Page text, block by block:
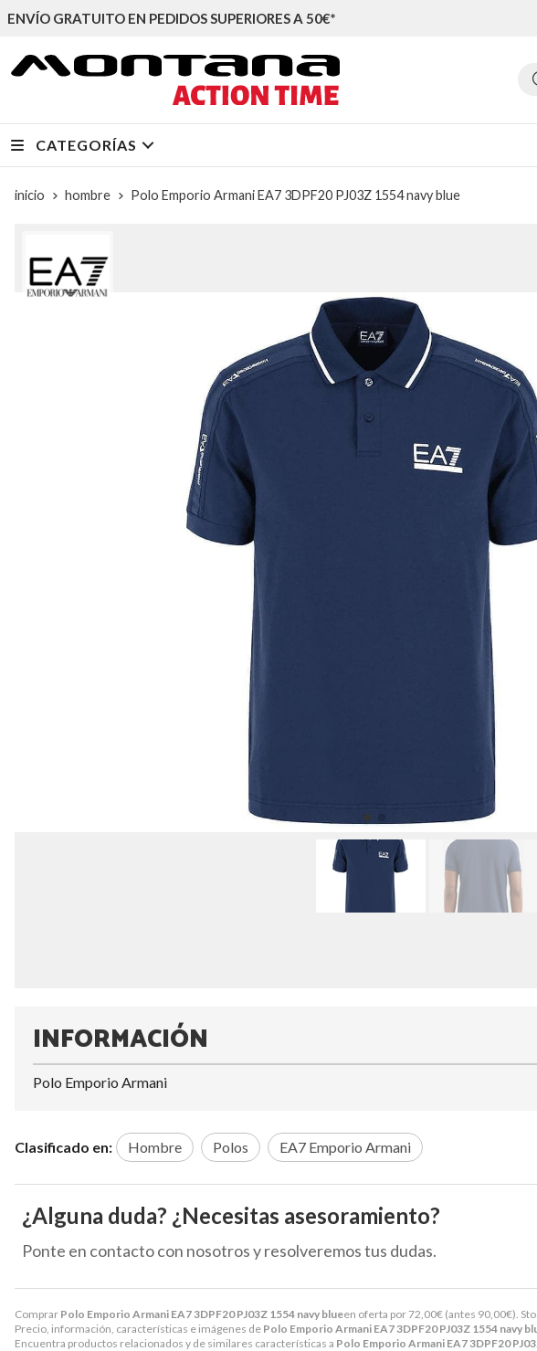
ENVÍO GRATUITO EN PEDIDOS SUPERIORES A 50€*
CATEGORÍAS
inicio hombre Polo Emporio Armani EA7 3DPF20 PJ03Z 1554 navy blue
Comprar Polo Emporio Armani EA7 3DPF20 PJ03Z 1554 navy blueen oferta por72,00€ (antes 90,00€).
Precio, información, características e imágenes de Polo Emporio Armani EA7 3DPF20 PJ03Z 1554 navy
Encuentra productos relacionados y de similares características a Polo Emporio Armani EA7 3DPF20
INFORMACIÓN
Polo Emporio Armani
Clasificado en: Hombre Polos EA7 Emporio Armani
¿Alguna duda? ¿Necesitas asesoramiento?
Ponte en contacto con nosotros y resolveremos tus dudas.